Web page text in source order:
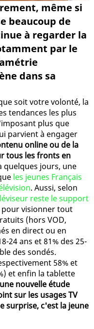
même si
beaucoup de
à regarder la
par le
dans sa
soit votre volonté, la
tendances les plus
plus que
parvient à engager
online ou de la
tous les fronts en
quelques jours, une
les jeunes Français
. Aussi, selon
reste le support
pour visionner tout
(hors VOD,
en direct ou en
24 ans et 81% des 25-
des sondés.
58% et
et enfin la tablette
nouvelle étude
sur les usages TV
surprise, c'est la jeune